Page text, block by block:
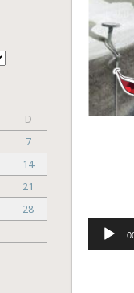
D
7
14
21
28